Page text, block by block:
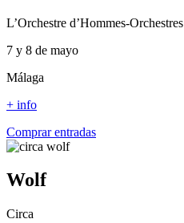
L’Orchestre d’Hommes-Orchestres
7 y 8 de mayo
Málaga
+ info
Comprar entradas
Wolf
Circa